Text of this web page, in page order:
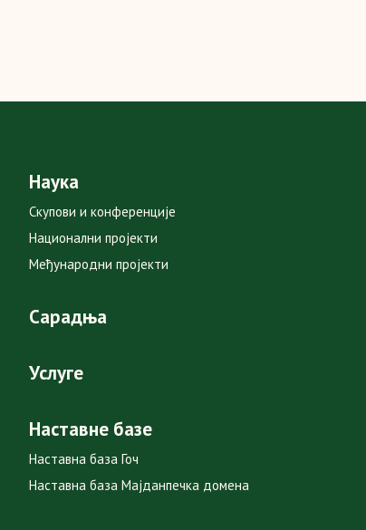
Наука
Скупови и конференције
Национални пројекти
Међународни пројекти
Сарадња
Услуге
Наставне базе
Наставна база Гоч
Наставна база Мајданпечка домена